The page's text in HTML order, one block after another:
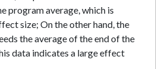
program average, which is
size; On the other hand, the
the average of the end of the
data indicates a large effect